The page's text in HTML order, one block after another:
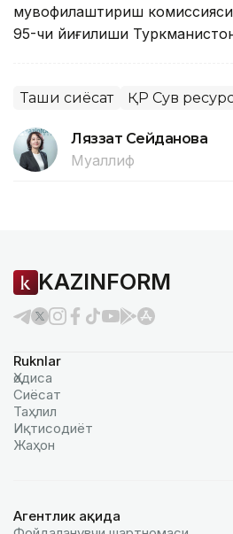
мувофиқлаштириш
95-чи йиғилиши
Ташқи сиёсат ҚР Сув
Ляззат Сейданова
Муаллиф
KAZINFORM
Ruknlar
Ҳодиса
Сиёсат
Таҳлил
Иқтисодиёт
Жаҳон
Агентлик ҳақида